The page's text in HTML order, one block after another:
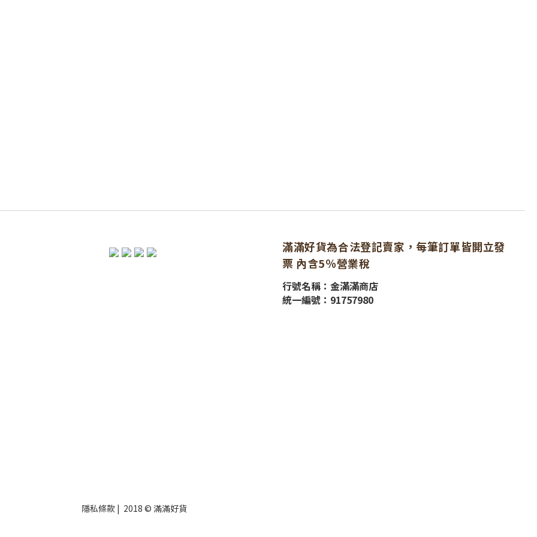
滿滿好貨為合法登記賣家，每筆訂單皆開立發
票 內含5％營業稅
行號名稱：金滿滿商店
統一編號：91757980
隱私條款 | 2018 © 滿滿好貨